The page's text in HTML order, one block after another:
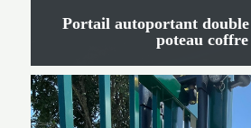
Portail autoportant
poteau coffre